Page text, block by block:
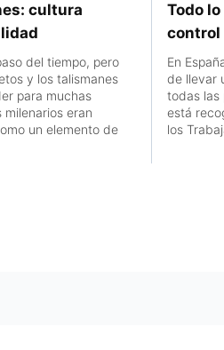
cultura
del tiempo, pero
y los talismanes
para muchas
milenarios eran
un elemento de
Todo
control
En
de llevar
todas las
está
los